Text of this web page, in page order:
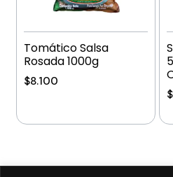
Tomático Salsa
Rosada 1000g
$8.100
$